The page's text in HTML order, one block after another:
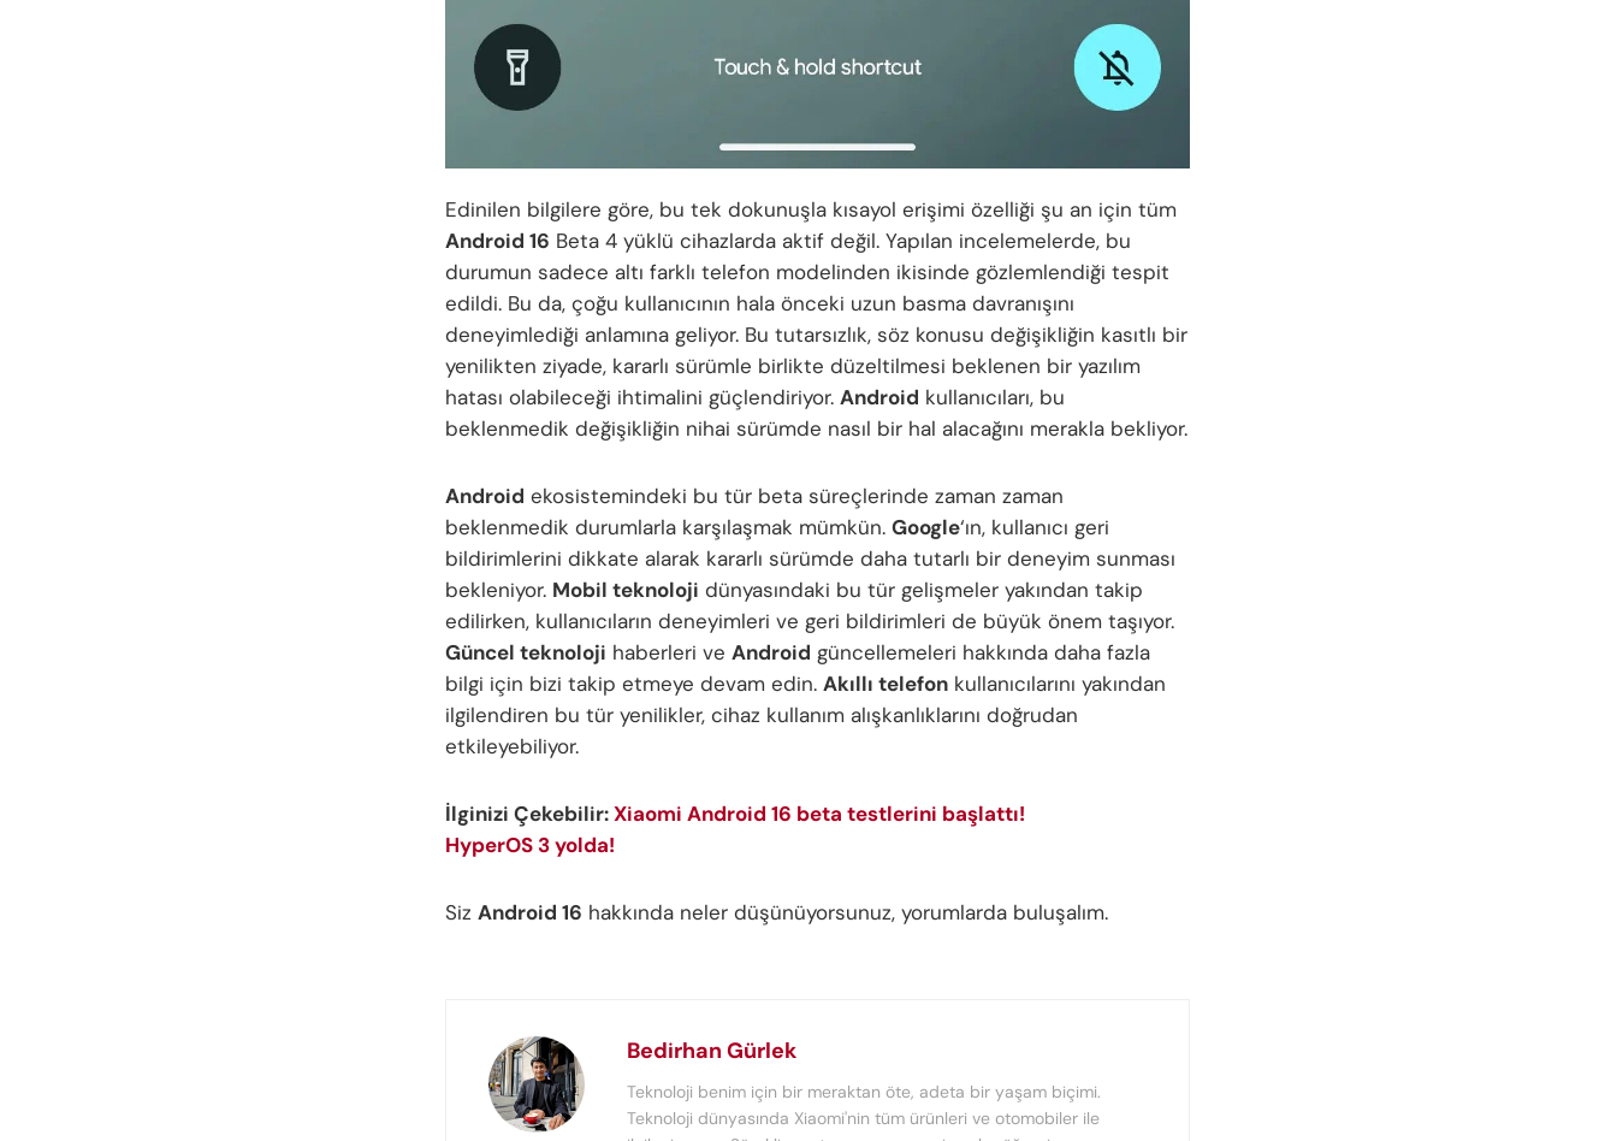
Edinilen bilgilere göre, bu tek dokunuşla kısayol erişimi özelliği şu an için tüm
Android 16 Beta 4 yüklü cihazlarda aktif değil. Yapılan incelemelerde, bu
durumun sadece altı farklı telefon modelinden ikisinde gözlemlendiği tespit
edildi. Bu da, çoğu kullanıcının hala önceki uzun basma davranışını
deneyimlediği anlamına geliyor. Bu tutarsızlık, söz konusu değişikliğin kasıtlı bir
yenilikten ziyade, kararlı sürümle birlikte düzeltilmesi beklenen bir yazılım
hatası olabileceği ihtimalini güçlendiriyor. Android kullanıcıları, bu
beklenmedik değişikliğin nihai sürümde nasıl bir hal alacağını merakla bekliyor.
Android ekosistemindeki bu tür beta süreçlerinde zaman zaman
beklenmedik durumlarla karşılaşmak mümkün. Google‘ın, kullanıcı geri
bildirimlerini dikkate alarak kararlı sürümde daha tutarlı bir deneyim sunması
bekleniyor. Mobil teknoloji dünyasındaki bu tür gelişmeler yakından takip
edilirken, kullanıcıların deneyimleri ve geri bildirimleri de büyük önem taşıyor.
Güncel teknoloji haberleri ve Android güncellemeleri hakkında daha fazla
bilgi için bizi takip etmeye devam edin. Akıllı telefon kullanıcılarını yakından
ilgilendiren bu tür yenilikler, cihaz kullanım alışkanlıklarını doğrudan
etkileyebiliyor.
İlginizi Çekebilir:Xiaomi Android 16 beta testlerini başlattı!
HyperOS 3 yolda!
Siz Android 16 hakkında neler düşünüyorsunuz, yorumlarda buluşalım.
Bedirhan Gürlek
Teknoloji benim için bir meraktan öte, adeta bir yaşam biçimi.
Teknoloji dünyasında Xiaomi'nin tüm ürünleri ve otomobiler ile